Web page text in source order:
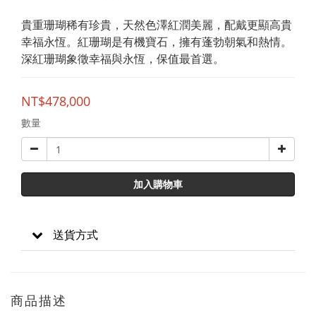
貴重珊瑚稀有珍貴，天然色澤紅潤美麗，配戴更顯高貴
幸福永恆。紅珊瑚是有機寶石，擁有蓬勃朝氣和熱情。
深紅珊瑚象徵幸福與永恆，保值最首選。
NT$478,000
數量
加入購物車
送貨方式
商品描述